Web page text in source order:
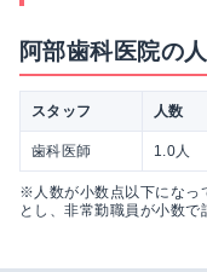
阿部歯科医院の
スタッフ 人数
歯科医師 1.0人
※人数が小数点以下になっ
とし、非常勤職員が小数で